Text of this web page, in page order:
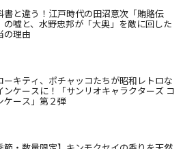
書と違う！江戸時代の田沼意次「賄賂伝
の嘘と、水野忠邦が「大奥」を敵に回した
の理由
ーキティ、ポチャッコたちが昭和レトロな
ンケースに！「サンリオキャラクターズ コ
ケース」第２弾